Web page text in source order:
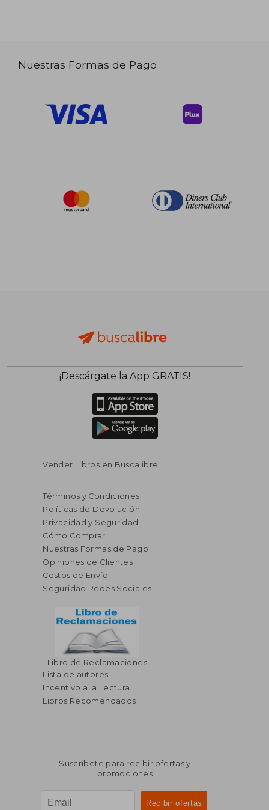
Nuestras Formas de Pago
¡Descárgate la App GRATIS!
Vender Libros en Buscalibre
Términos y Condiciones
Políticas de Devolución
Privacidad y Seguridad
Cómo Comprar
Nuestras Formas de Pago
Opiniones de Clientes
Costos de Envío
Seguridad Redes Sociales
Libro de Reclamaciones
Lista de autores
Incentivo a la Lectura
Libros Recomendados
Suscríbete para recibir ofertas y
promociones